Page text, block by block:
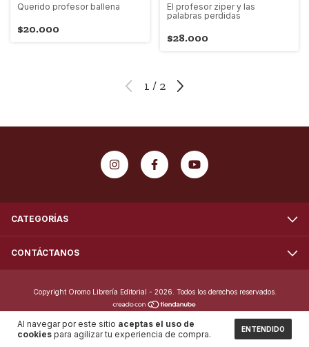
Al navegar por este sitio aceptas el uso de
cookies para agilizar tu experiencia de compra. ENTENDIDO
Querido profesor ballena
$20.000
El profesor ziper y las
palabras perdidas
$28.000
1 / 2
CATEGORÍAS
CONTÁCTANOS
Copyright Oromo Librería Editorial - 2026. Todos los derechos reservados.